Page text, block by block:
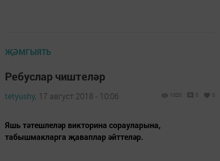
ҖӘМГЫЯТЬ
Ребуслар чиштеләр
tetyushy, 17 август 2018 - 10:06 1020 0 0
Яшь тәтешлеләр викторина сорауларына,
табышмакларга җаваплар әйттеләр.